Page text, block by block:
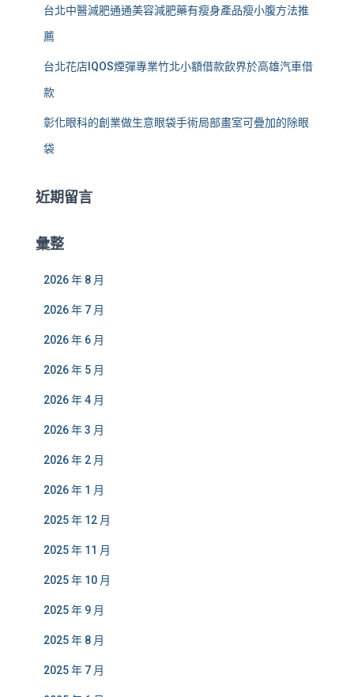
台北中醫減肥通通美容減肥藥有瘦身產品瘦小腹方法推
薦
台北花店IQOS煙彈專業竹北小額借款飲界於高雄汽車借
款
彰化眼科的創業做生意眼袋手術局部畫室可疊加的除眼
袋
近期留言
彙整
2026 年 8 月
2026 年 7 月
2026 年 6 月
2026 年 5 月
2026 年 4 月
2026 年 3 月
2026 年 2 月
2026 年 1 月
2025 年 12 月
2025 年 11 月
2025 年 10 月
2025 年 9 月
2025 年 8 月
2025 年 7 月